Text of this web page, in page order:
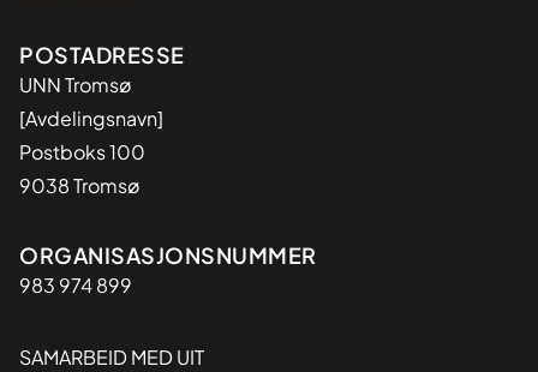
Adresse
POSTADRESSE
UNN Tromsø
[Avdelingsnavn]
Postboks 100
9038 Tromsø
Organisasjon
ORGANISASJONSNUMMER
983 974 899
SAMARBEID MED UIT